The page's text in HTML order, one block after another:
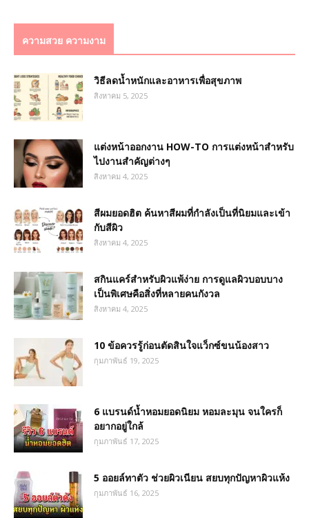
ความสวย ความงาม
วิธีลดน้ำหนักและอาหารเพื่อสุขภาพ
สิงหาคม 5, 2025
แต่งหน้าออกงาน HOW-TO การแต่งหน้าสำหรับ
ไปงานสำคัญต่างๆ
สิงหาคม 4, 2025
สีผมยอดฮิต ค้นหาสีผมที่กำลังเป็นที่นิยมและเข้า
กับสีผิว
สิงหาคม 4, 2025
สกินแคร์สำหรับผิวแพ้ง่าย การดูแลผิวบอบบาง
เป็นพิเศษคือสิ่งที่หลายคนกังวล
สิงหาคม 4, 2025
10 ข้อควรรู้ก่อนตัดสินใจแว็กซ์ขนน้องสาว
กุมภาพันธ์ 19, 2025
6 แบรนด์น้ำหอมยอดนิยม หอมละมุน จนใครก็
อยากอยู่ใกล้
กุมภาพันธ์ 17, 2025
5 ออยล์ทาตัว ช่วยผิวเนียน สยบทุกปัญหาผิวแห้ง
กุมภาพันธ์ 16, 2025